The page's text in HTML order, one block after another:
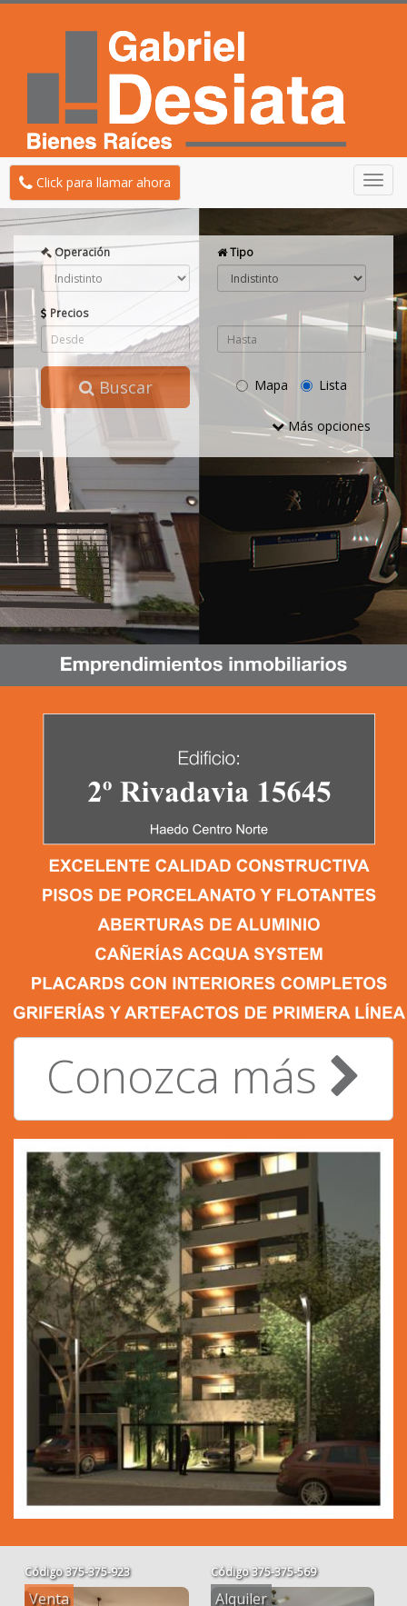
Click para llamar ahora
Operación Tipo
Precios
Buscar Mapa Lista
Más opciones
Conozca más
Código375-375-923
Venta
Código375-375-569
Alquiler